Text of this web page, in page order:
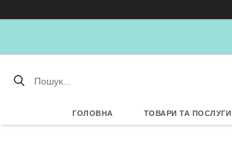
ГОЛОВНА ТОВАРИ ТА ПОСЛУГИ